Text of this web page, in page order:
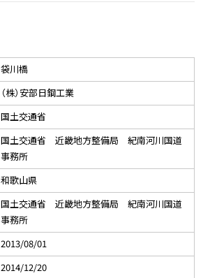
袋川橋
（株）安部日鋼工業
国土交通省
国土交通省 近畿地方整備局 紀南河川国道
事務所
和歌山県
国土交通省 近畿地方整備局 紀南河川国道
事務所
2013/08/01
2014/12/20